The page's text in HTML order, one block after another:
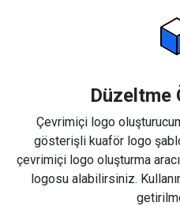
Düzeltme
Çevrimiçi logo
gösterişli kuaför logo
çevrimiçi logo oluşturma
logosu alabilirsiniz.